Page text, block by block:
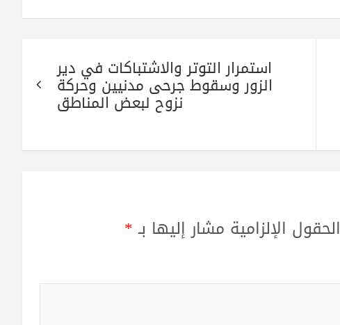
استمرار التوتر والاشتباكات في دير
الزور وسقوط جرحى مدنيين وحركة
نزوح لبعض المناطق
الحقول الإلزامية مشار إليها بـ*